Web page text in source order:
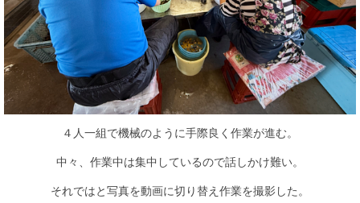
４人一組で機械のように手際良く作業が進む。
中々、作業中は集中しているので話しかけ難い。
それではと写真を動画に切り替え作業を撮影した。